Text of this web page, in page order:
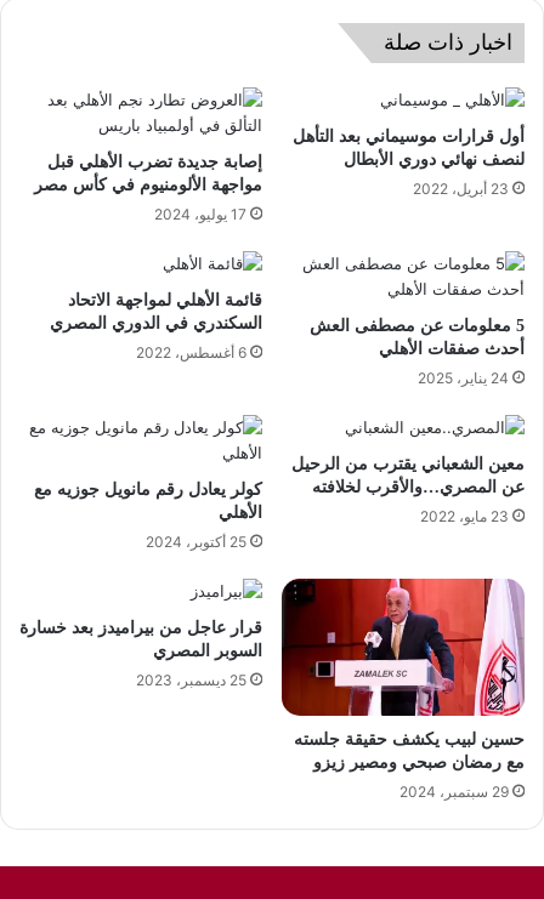
اخبار ذات صلة
أول قرارات موسيماني بعد التأهل
لنصف نهائي دوري الأبطال
23 أبريل، 2022
إصابة جديدة تضرب الأهلي قبل
مواجهة الألومنيوم في كأس مصر
17 يوليو، 2024
5 معلومات عن مصطفى العش
أحدث صفقات الأهلي
24 يناير، 2025
قائمة الأهلي لمواجهة الاتحاد
السكندري في الدوري المصري
6 أغسطس، 2022
معين الشعباني يقترب من الرحيل
عن المصري…والأقرب لخلافته
23 مايو، 2022
كولر يعادل رقم مانويل جوزيه مع
الأهلي
25 أكتوبر، 2024
حسين لبيب يكشف حقيقة جلسته
مع رمضان صبحي ومصير زيزو
29 سبتمبر، 2024
قرار عاجل من بيراميدز بعد خسارة
السوبر المصري
25 ديسمبر، 2023